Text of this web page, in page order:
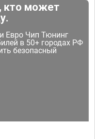
кто может
Евро Чип Тюнинг
в 50+ городах РФ
безопасный